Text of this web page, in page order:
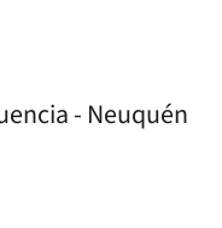
- Neuquén